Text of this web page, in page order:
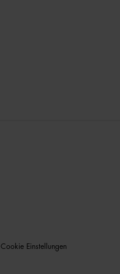
Cookie Einstellungen